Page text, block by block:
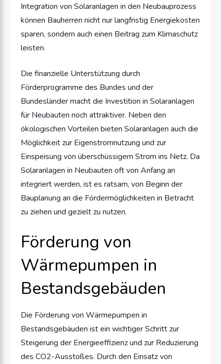
Integration von Solaranlagen in den Neubauprozess
können Bauherren nicht nur langfristig Energiekosten
sparen, sondern auch einen Beitrag zum Klimaschutz
leisten.
Die finanzielle Unterstützung durch
Förderprogramme des Bundes und der
Bundesländer macht die Investition in Solaranlagen
für Neubauten noch attraktiver. Neben den
ökologischen Vorteilen bieten Solaranlagen auch die
Möglichkeit zur Eigenstromnutzung und zur
Einspeisung von überschüssigem Strom ins Netz. Da
Solaranlagen in Neubauten oft von Anfang an
integriert werden, ist es ratsam, von Beginn der
Bauplanung an die Fördermöglichkeiten in Betracht
zu ziehen und gezielt zu nutzen.
Förderung von
Wärmepumpen in
Bestandsgebäuden
Die Förderung von Wärmepumpen in
Bestandsgebäuden ist ein wichtiger Schritt zur
Steigerung der Energieeffizienz und zur Reduzierung
des CO2-Ausstoßes. Durch den Einsatz von